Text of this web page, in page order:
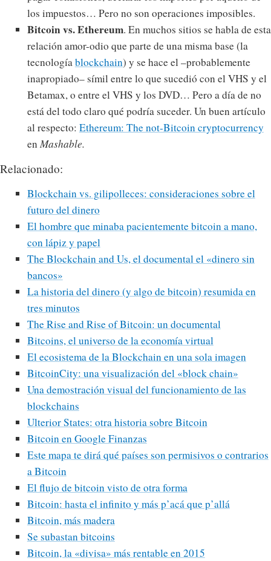
los impuestos… Pero no son operaciones imposibles.
Bitcoin vs. Ethereum. En muchos sitios se habla de esta
relación amor-odio que parte de una misma base (la
tecnologíablockchain) y se hace el –probablemente
inapropiado– símil entre lo que sucedió con el VHS y el
Betamax, o entre el VHS y los DVD… Pero a día de no
está del todo claro qué podría suceder. Un buen artículo
al respecto: Ethereum: The not-Bitcoin cryptocurrency
enMashable.
Relacionado:
Blockchain vs. gilipolleces: consideraciones sobre el
futuro del dinero
El hombre que minaba pacientemente bitcoin a mano,
con lápiz y papel
The Blockchain and Us, el documental el «dinero sin
bancos»
La historia del dinero (y algo de bitcoin) resumida en
tres minutos
The Rise and Rise of Bitcoin: un documental
Bitcoins, el universo de la economía virtual
El ecosistema de la Blockchain en una sola imagen
BitcoinCity: una visualización del «block chain»
Una demostración visual del funcionamiento de las
blockchains
Ulterior States: otra historia sobre Bitcoin
Bitcoin en Google Finanzas
Este mapa te dirá qué países son permisivos o contrarios
a Bitcoin
El flujo de bitcoin visto de otra forma
Bitcoin: hasta el infinito y más p’acá que p’allá
Bitcoin, más madera
Se subastan bitcoins
Bitcoin, la «divisa» más rentable en 2015